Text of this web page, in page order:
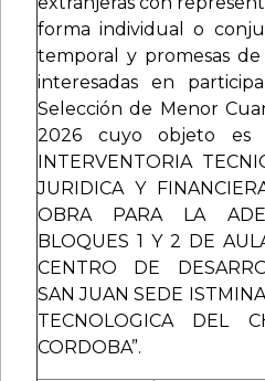
forma individual o
temporal y promesas
interesadas en
Selección de Menor
2026 cuyo objeto es
INTERVENTORIA
JURIDICA Y
OBRA PARA LA
BLOQUES 1 Y 2 DE
CENTRO DE
SAN JUAN SEDE
TECNOLOGICA DEL
CORDOBA”.